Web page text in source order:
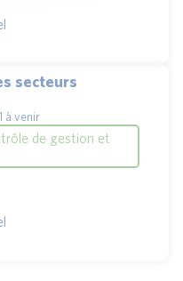
secteurs
à venir
de gestion et